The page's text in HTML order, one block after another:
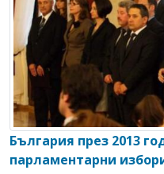
България през 2013
парламентарни